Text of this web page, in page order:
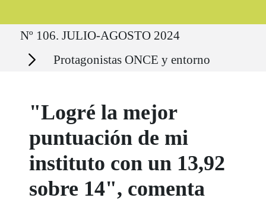
Ruta del sitio
Nº 106. JULIO-AGOSTO 2024
Secciones Protagonistas ONCE y entorno
"Logré la mejor
puntuación de mi
instituto con un 13,92
sobre 14", comenta